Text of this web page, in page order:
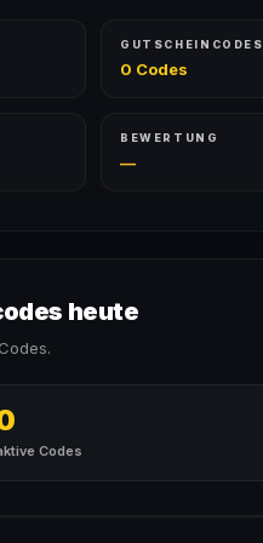
GUTSCHEINCODES
0 Codes
BEWERTUNG
—
heute
Codes